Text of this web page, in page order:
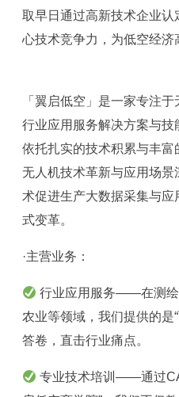
取早日通过高新技术企业
心技术竞争力，为低空经济
「翼启低空」是一家专注
行业应用服务解决方案与
依托扎实的技术积累与丰
无人机技术革新与应用场
术促进生产大数据采集与
式变革。
·主营业务：
行业应用服务——在测绘
农业等领域，我们提供的是
答卷，直击行业痛点。
专业技术培训——通过